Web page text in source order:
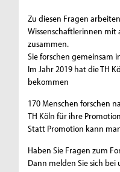
Zu diesen Fragen
Wissenschaftlerinnen mit
zusammen.
Sie forschen gemeinsam
Im Jahr 2019 hat die TH
bekommen
170 Menschen forschen
TH Köln für ihre
Statt Promotion kann
Haben Sie Fragen zum
Dann melden Sie sich bei